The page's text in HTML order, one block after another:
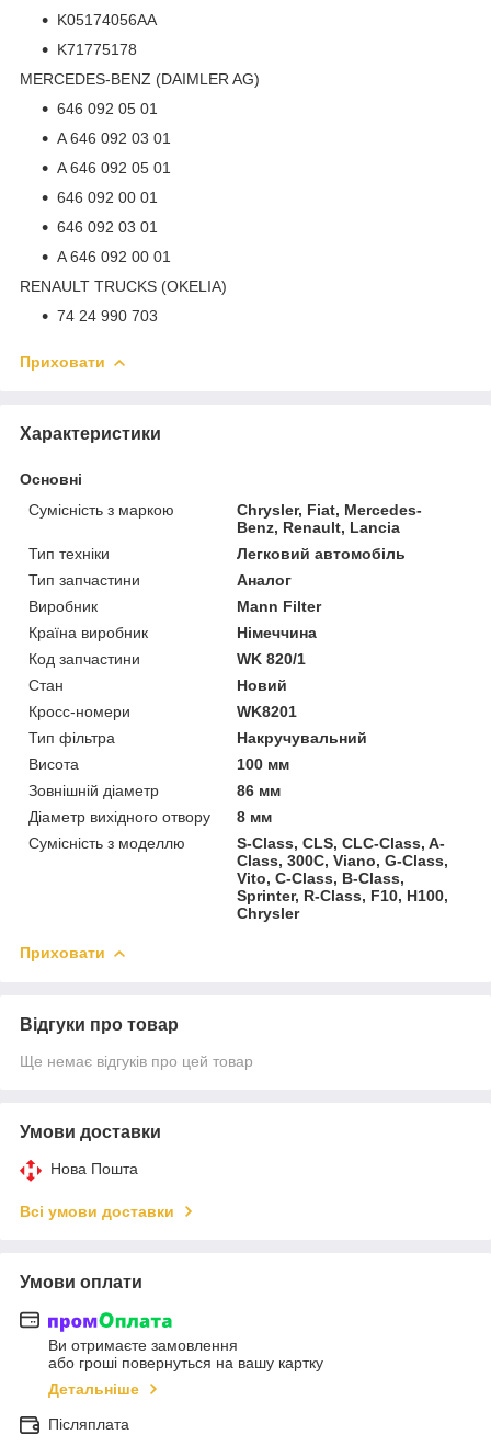
K05174056AA
K71775178
MERCEDES-BENZ (DAIMLER AG)
646 092 05 01
A 646 092 03 01
A 646 092 05 01
646 092 00 01
646 092 03 01
A 646 092 00 01
RENAULT TRUCKS (OKELIA)
74 24 990 703
Приховати
Характеристики
Основні
Сумісність з маркою
Chrysler, Fiat, Mercedes-
Benz, Renault, Lancia
Тип техніки
Легковий автомобіль
Тип запчастини
Аналог
Виробник
Mann Filter
Країна виробник
Німеччина
Код запчастини
WK 820/1
Стан
Новий
Кросс-номери
WK8201
Тип фільтра
Накручувальний
Висота
100 мм
Зовнішній діаметр
86 мм
Діаметр вихідного отвору
8 мм
Сумісність з моделлю
S-Class, CLS, CLC-Class, A-
Class, 300C, Viano, G-Class,
Vito, C-Class, B-Class,
Sprinter, R-Class, F10, H100,
Chrysler
Приховати
Відгуки про товар
Ще немає відгуків про цей товар
Умови доставки
Нова Пошта
Всі умови доставки
Умови оплати
Ви отримаєте замовлення
або гроші повернуться на вашу картку
Детальніше
Післяплата